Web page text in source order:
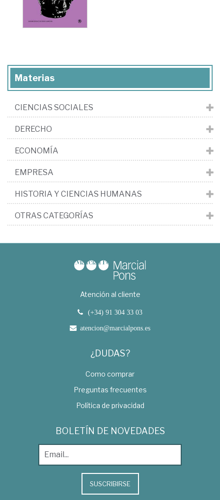
Materias
CIENCIAS SOCIALES
DERECHO
ECONOMÍA
EMPRESA
HISTORIA Y CIENCIAS HUMANAS
OTRAS CATEGORÍAS
Atención al cliente
(+34) 91 304 33 03
atencion@marcialpons.es
¿DUDAS?
Como comprar
Preguntas frecuentes
Política de privacidad
BOLETÍN DE NOVEDADES
SUSCRIBIRSE